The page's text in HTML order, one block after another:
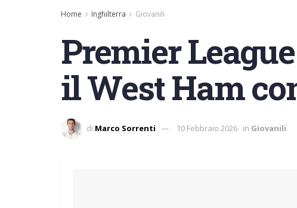
Home Inghilterra Giovanili
Premier
il West Ham
di Marco Sorrenti 10 Febbraio 2026 in Giovanili